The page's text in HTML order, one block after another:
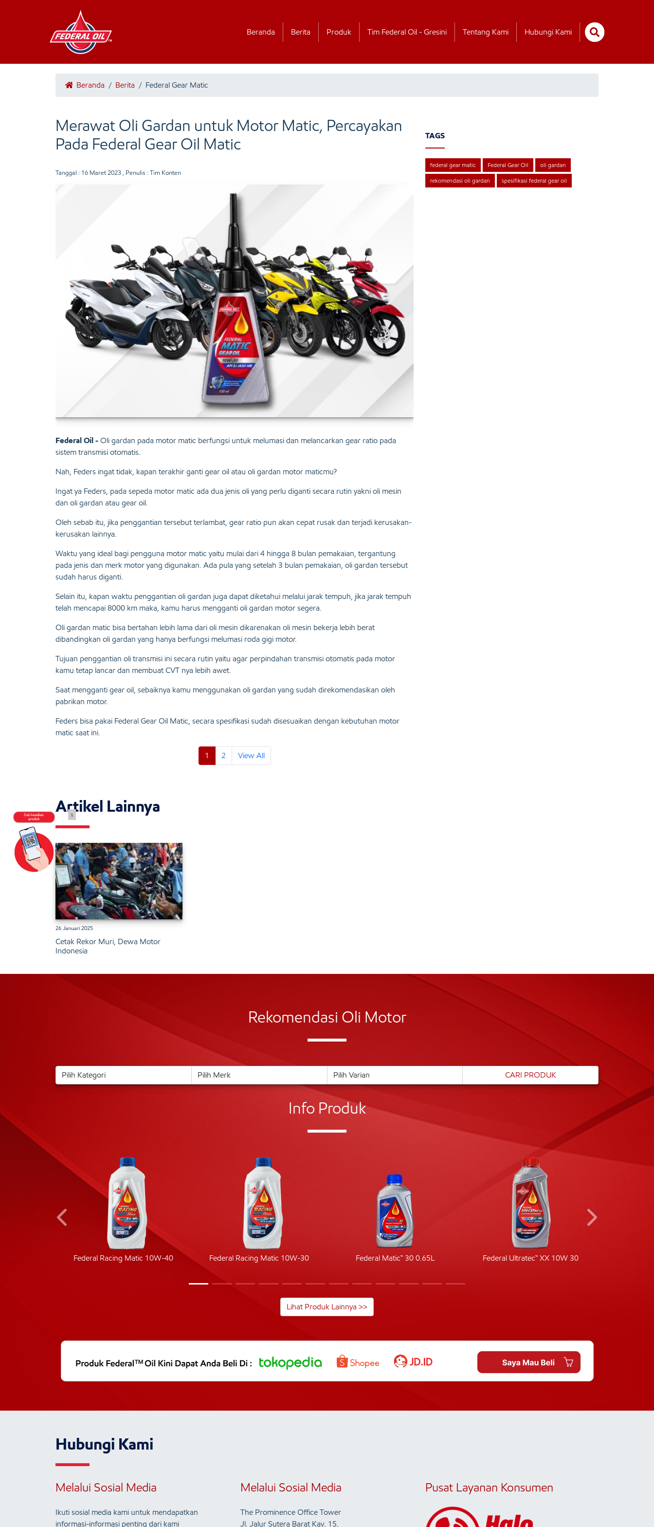
Beranda Berita Produk Tim Federal Oil - Gresini Tentang Kami Hubungi Kami
Beranda / Berita / Federal Gear Matic
Merawat Oli Gardan untuk Motor Matic, Percayakan
Pada Federal Gear Oil Matic
Tanggal : 16 Maret 2023 , Penulis : Tim Konten
Federal Oil - Oli gardan pada motor matic berfungsi untuk melumasi dan melancarkan gear ratio pada
sistem transmisi otomatis.
Nah, Feders ingat tidak, kapan terakhir ganti gear oil atau oli gardan motor maticmu?
Ingat ya Feders, pada sepeda motor matic ada dua jenis oli yang perlu diganti secara rutin yakni oli mesin
dan oli gardan atau gear oil.
Oleh sebab itu, jika penggantian tersebut terlambat, gear ratio pun akan cepat rusak dan terjadi kerusakan-
kerusakan lainnya.
Waktu yang ideal bagi pengguna motor matic yaitu mulai dari 4 hingga 8 bulan pemakaian, tergantung
pada jenis dan merk motor yang digunakan. Ada pula yang setelah 3 bulan pemakaian, oli gardan tersebut
sudah harus diganti.
Selain itu, kapan waktu penggantian oli gardan juga dapat diketahui melalui jarak tempuh, jika jarak tempuh
telah mencapai 8000 km maka, kamu harus mengganti oli gardan motor segera.
Oli gardan matic bisa bertahan lebih lama dari oli mesin dikarenakan oli mesin bekerja lebih berat
dibandingkan oli gardan yang hanya berfungsi melumasi roda gigi motor.
Tujuan penggantian oli transmisi ini secara rutin yaitu agar perpindahan transmisi otomatis pada motor
kamu tetap lancar dan membuat CVT nya lebih awet.
Saat mengganti gear oil, sebaiknya kamu menggunakan oli gardan yang sudah direkomendasikan oleh
pabrikan motor.
Feders bisa pakai Federal Gear Oil Matic, secara spesifikasi sudah disesuaikan dengan kebutuhan motor
matic saat ini.
1 2 View All
TAGS
federal gear matic Federal Gear Oil oli gardan
rekomendasi oli gardan spesifikasi federal gear oil
Artikel Lainnya
26 Januari 2025
Cetak Rekor Muri, Dewa Motor
Indonesia
Rekomendasi Oli Motor
Info Produk
Federal Racing Matic 10W-40 Federal Racing Matic 10W-30 Federal Matic™ 30 0.65L Federal Ultratec™ XX 10W 30
Lihat Produk Lainnya >>
Hubungi Kami
Melalui Sosial Media
Ikuti sosial media kami untuk mendapatkan
informasi-informasi penting dari kami
Melalui Sosial Media
The Prominence Office Tower
Jl. Jalur Sutera Barat Kav. 15,
Pusat Layanan Konsumen
x